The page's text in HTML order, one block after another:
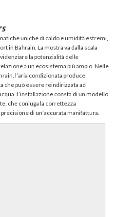
uniche di caldo e umidità estremi,
in Bahrain. La mostra va dalla scala
la potenzialità delle
a un ecosistema più ampio. Nelle
l’aria condizionata produce
che può essere reindirizzata ad
L’installazione consta di un modello
che coniuga la correttezza
di un’accurata manifattura.